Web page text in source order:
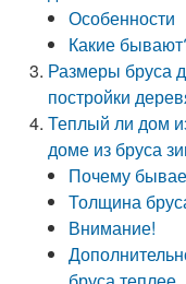
Особенности
Какие
Размеры бруса
постройки
Теплый ли дом
доме из бруса
Почему
Толщина
Внимание!